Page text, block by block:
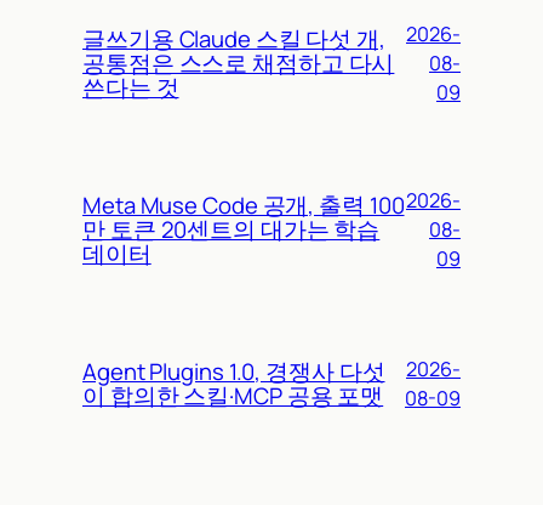
글쓰기용 Claude 스킬 다섯 개,
공통점은 스스로 채점하고 다시
쓴다는 것
2026-
08-
09
Meta Muse Code 공개, 출력 100
만 토큰 20센트의 대가는 학습
데이터
2026-
08-
09
Agent Plugins 1.0, 경쟁사 다섯
이 합의한 스킬·MCP 공용 포맷
2026-
08-09